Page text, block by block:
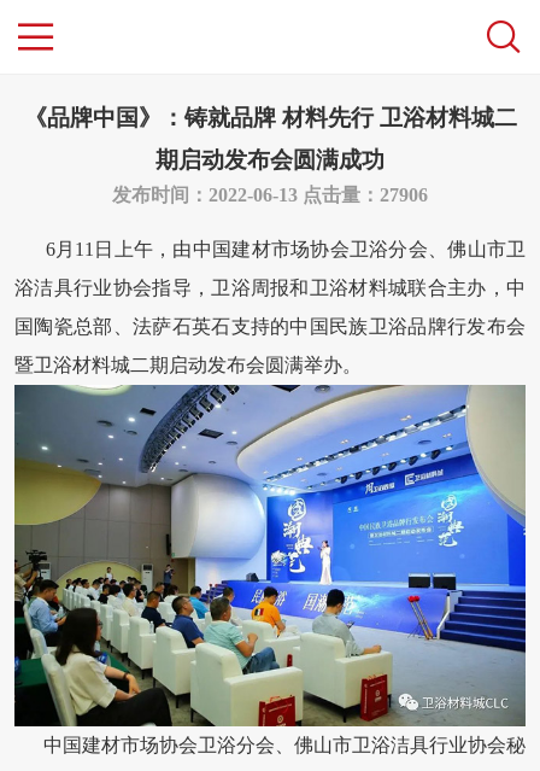
《品牌中国》：铸就品牌 材料先行 卫浴材料城二
期启动发布会圆满成功
发布时间：2022-06-13 点击量：27906
6月11日上午，由中国建材市场协会卫浴分会、佛山市卫
浴洁具行业协会指导，卫浴周报和卫浴材料城联合主办，中
国陶瓷总部、法萨石英石支持的中国民族卫浴品牌行发布会
暨卫浴材料城二期启动发布会圆满举办。
中国建材市场协会卫浴分会、佛山市卫浴洁具行业协会秘